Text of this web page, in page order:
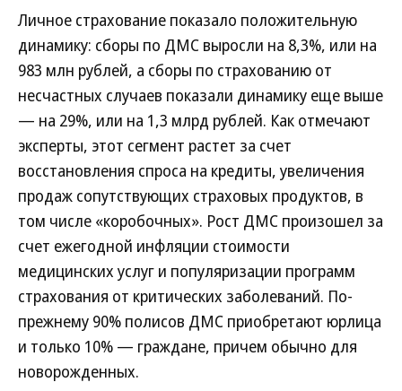
Личное страхование показало положительную
динамику: сборы по ДМС выросли на 8,3%, или на
983 млн рублей, а сборы по страхованию от
несчастных случаев показали динамику еще выше
— на 29%, или на 1,3 млрд рублей. Как отмечают
эксперты, этот сегмент растет за счет
восстановления спроса на кредиты, увеличения
продаж сопутствующих страховых продуктов, в
том числе «коробочных». Рост ДМС произошел за
счет ежегодной инфляции стоимости
медицинских услуг и популяризации программ
страхования от критических заболеваний. По-
прежнему 90% полисов ДМС приобретают юрлица
и только 10% — граждане, причем обычно для
новорожденных.